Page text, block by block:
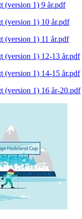
(version 1) 9 år.pdf
(version 1) 10 år.pdf
(version 1) 11 år.pdf
(version 1) 12-13 år.pdf
(version 1) 14-15 år.pdf
(version 1) 16 år-20.pdf